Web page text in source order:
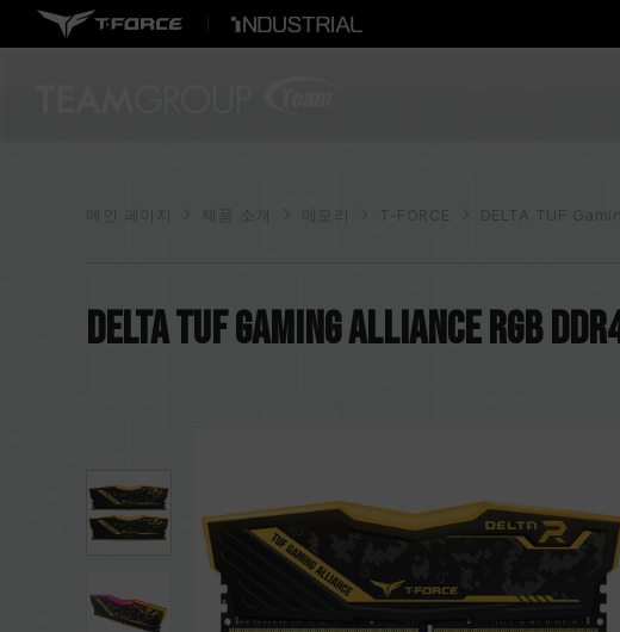
제품 소개 T-FORCE DELTA TUF
DELTA TUF Gaming Alliance RGB